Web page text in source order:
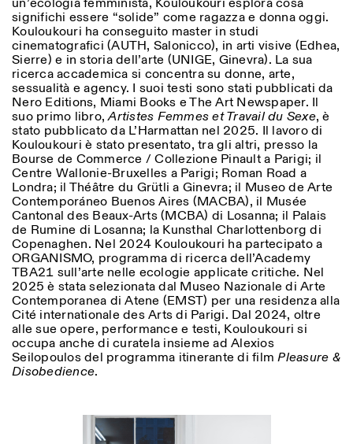
Designed by Dallas
un’ecologia femminista, Kouloukouri esplora cosa
significhi essere “solide” come ragazza e donna oggi.
Kouloukouri ha conseguito master in studi
cinematografici (AUTH, Salonicco), in arti visive (Edhea,
Sierre) e in storia dell’arte (UNIGE, Ginevra). La sua
ricerca accademica si concentra su donne, arte,
sessualità e agency. I suoi testi sono stati pubblicati da
Nero Editions, Miami Books e The Art Newspaper. Il
suo primo libro,Artistes Femmes et Travail du Sexe, è
stato pubblicato da L’Harmattan nel 2025. Il lavoro di
Kouloukouri è stato presentato, tra gli altri, presso la
Bourse de Commerce / Collezione Pinault a Parigi; il
Centre Wallonie-Bruxelles a Parigi; Roman Road a
Londra; il Théâtre du Grütli a Ginevra; il Museo de Arte
Contemporáneo Buenos Aires (MACBA), il Musée
Cantonal des Beaux-Arts (MCBA) di Losanna; il Palais
de Rumine di Losanna; la Kunsthal Charlottenborg di
Copenaghen. Nel 2024 Kouloukouri ha partecipato a
ORGANISMO, programma di ricerca dell’Academy
TBA21 sull’arte nelle ecologie applicate critiche. Nel
2025 è stata selezionata dal Museo Nazionale di Arte
Contemporanea di Atene (EMST) per una residenza alla
Cité internationale des Arts di Parigi. Dal 2024, oltre
alle sue opere, performance e testi, Kouloukouri si
occupa anche di curatela insieme ad Alexios
Seilopoulos del programma itinerante di filmPleasure &
Disobedience.